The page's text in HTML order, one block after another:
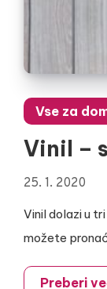
Vse za
Vinil –
25. 1. 2020
Vinil dolazi u
možete
Preberi